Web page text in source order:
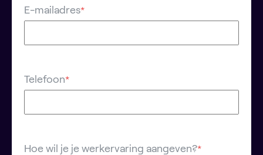
E-mailadres*
Telefoon*
Hoe wil je je werkervaring aangeven?*